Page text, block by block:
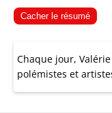
Cacher le résumé
Chaque jour,
polémistes et